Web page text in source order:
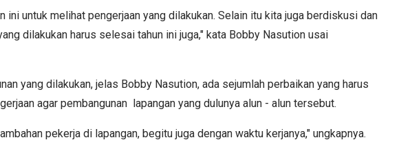
ini untuk melihat pengerjaan yang dilakukan. Selain itu kita juga berdiskusi dan
dilakukan harus selesai tahun ini juga," kata Bobby Nasution usai
yang dilakukan, jelas Bobby Nasution, ada sejumlah perbaikan yang harus
agar pembangunan lapangan yang dulunya alun - alun tersebut.
pekerja di lapangan, begitu juga dengan waktu kerjanya," ungkapnya.